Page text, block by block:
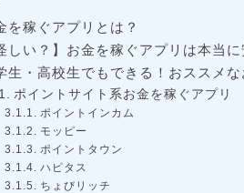
を稼ぐアプリとは？
しい？】お金を稼ぐアプリは本当に
生・高校生でもできる！おススメな
ポイントサイト系お金を稼ぐアプリ
ポイントインカム
モッピー
ポイントタウン
ハピタス
ちょびリッチ